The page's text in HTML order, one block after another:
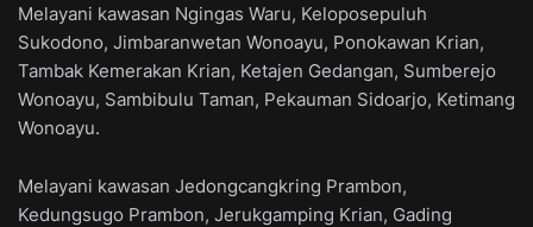
Melayani kawasan Ngingas Waru, Keloposepuluh
Sukodono, Jimbaranwetan Wonoayu, Ponokawan Krian,
Tambak Kemerakan Krian, Ketajen Gedangan, Sumberejo
Wonoayu, Sambibulu Taman, Pekauman Sidoarjo, Ketimang
Wonoayu.
Melayani kawasan Jedongcangkring Prambon,
Kedungsugo Prambon, Jerukgamping Krian, Gading